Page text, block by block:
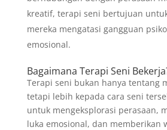
kreatif, terapi seni bertujuan
mereka mengatasi gangguan
emosional.
Bagaimana Terapi Seni
Terapi seni bukan hanya tentang
tetapi lebih kepada cara seni
untuk mengeksplorasi perasaan,
luka emosional, dan memberikan